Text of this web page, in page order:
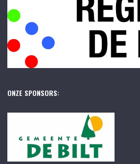
ONZE SPONSORS: